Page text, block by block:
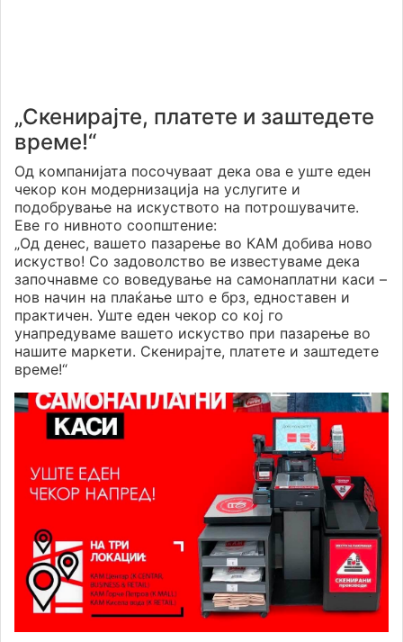
„Скенирајте, платете и заштедете
време!“
Од компанијата посочуваат дека ова е уште еден
чекор кон модернизација на услугите и
подобрување на искуството на потрошувачите.
Еве го нивното соопштение:
„Од денес, вашето пазарење во КАМ добива ново
искуство! Со задоволство ве известуваме дека
започнавме со воведување на самонаплатни каси –
нов начин на плаќање што е брз, едноставен и
практичен. Уште еден чекор со кој го
унапредуваме вашето искуство при пазарење во
нашите маркети. Скенирајте, платете и заштедете
време!“